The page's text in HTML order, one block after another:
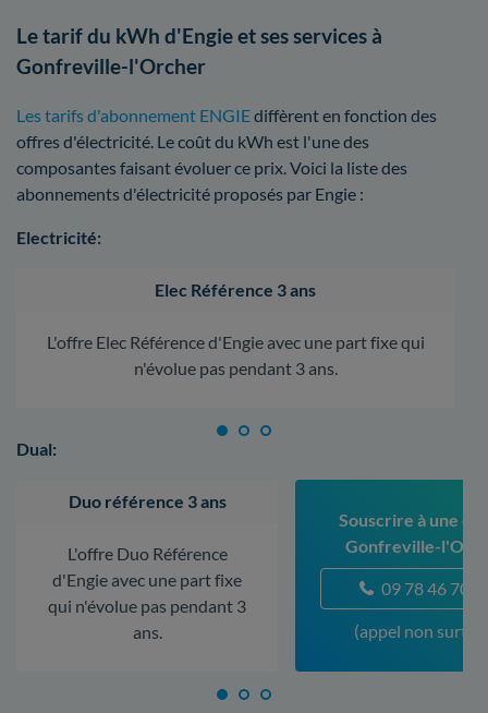
Le tarif du kWh d'Engie et ses services à
Gonfreville-l'Orcher
Les tarifs d'abonnement ENGIEdiffèrent en fonction des
offres d'électricité. Le coût du kWh est l'une des
composantes faisant évoluer ce prix. Voici la liste des
abonnements d'électricité proposés par Engie :
Electricité:
Elec Référence 3 ans
L'offre Elec Référence d'Engie avec une part fixe qui
n'évolue pas pendant 3 ans.
Dual:
Duo référence 3 ans
L'offre Duo Référence
d'Engie avec une part fixe
qui n'évolue pas pendant 3
ans.
Souscrire à une
Gonfreville-
09 78 46 70
(appel non